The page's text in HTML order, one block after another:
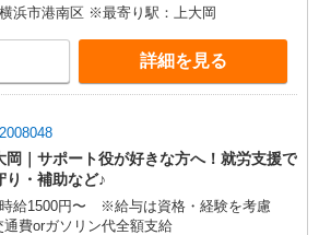
横浜市港南区 ※最寄り駅：上大岡
詳細を見る
岡｜サポート役が好きな方へ！就労支援で
り・補助など♪
時給1500円〜 ※給与は資格・経験を考慮
費orガソリン代全額支給